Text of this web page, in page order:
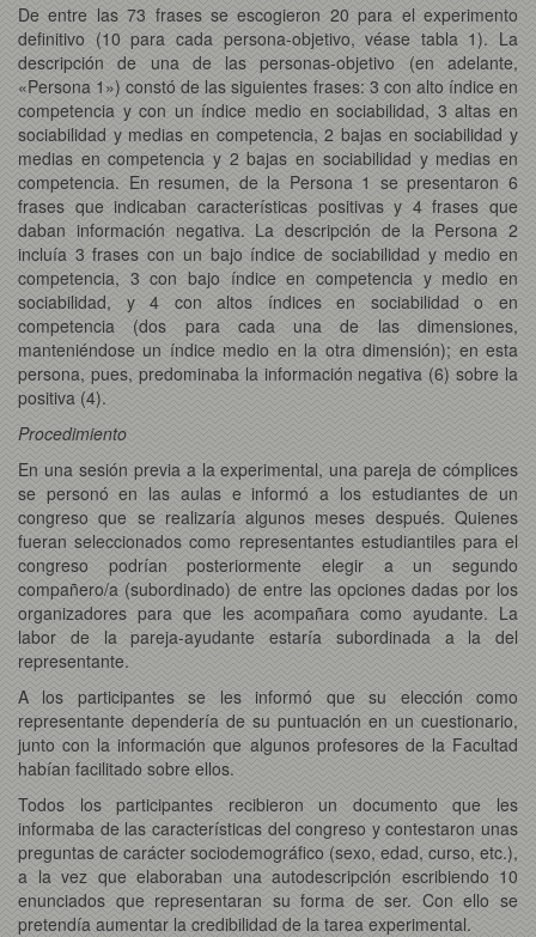
De entre las 73 frases se escogieron 20 para el experimento
definitivo (10 para cada persona-objetivo, véase tabla 1). La
descripción de una de las personas-objetivo (en adelante,
«Persona 1») constó de las siguientes frases: 3 con alto índice en
competencia y con un índice medio en sociabilidad, 3 altas en
sociabilidad y medias en competencia, 2 bajas en sociabilidad y
medias en competencia y 2 bajas en sociabilidad y medias en
competencia. En resumen, de la Persona 1 se presentaron 6
frases que indicaban características positivas y 4 frases que
daban información negativa. La descripción de la Persona 2
incluía 3 frases con un bajo índice de sociabilidad y medio en
competencia, 3 con bajo índice en competencia y medio en
sociabilidad, y 4 con altos índices en sociabilidad o en
competencia (dos para cada una de las dimensiones,
manteniéndose un índice medio en la otra dimensión); en esta
persona, pues, predominaba la información negativa (6) sobre la
positiva (4).
Procedimiento
En una sesión previa a la experimental, una pareja de cómplices
se personó en las aulas e informó a los estudiantes de un
congreso que se realizaría algunos meses después. Quienes
fueran seleccionados como representantes estudiantiles para el
congreso podrían posteriormente elegir a un segundo
compañero/a (subordinado) de entre las opciones dadas por los
organizadores para que les acompañara como ayudante. La
labor de la pareja-ayudante estaría subordinada a la del
representante.
A los participantes se les informó que su elección como
representante dependería de su puntuación en un cuestionario,
junto con la información que algunos profesores de la Facultad
habían facilitado sobre ellos.
Todos los participantes recibieron un documento que les
informaba de las características del congreso y contestaron unas
preguntas de carácter sociodemográfico (sexo, edad, curso, etc.),
a la vez que elaboraban una autodescripción escribiendo 10
enunciados que representaran su forma de ser. Con ello se
pretendía aumentar la credibilidad de la tarea experimental.